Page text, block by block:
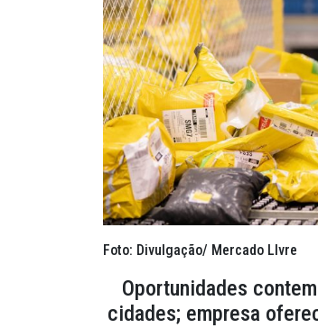
Foto: Divulgação/ Mercado LIvre
Oportunidades
cidades; empresa